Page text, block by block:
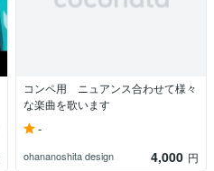
コンペ用 ニュアンス合わせて様々
な楽曲を歌います
-
ohananoshita design 4,000 円